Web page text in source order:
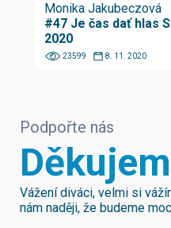
Monika Jakubeczová
#47 Je čas dať hlas
2020
23599 8. 11. 2020
Podpořte nás
Vážení diváci, velmi si
nám naději, že budeme